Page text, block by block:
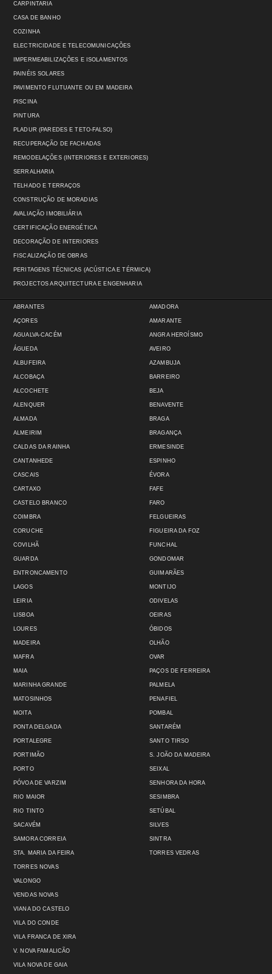
CARPINTARIA
CASA DE BANHO
COZINHA
ELECTRICIDADE E TELECOMUNICAÇÕES
IMPERMEABILIZAÇÕES E ISOLAMENTOS
PAINÉIS SOLARES
PAVIMENTO FLUTUANTE OU EM MADEIRA
PISCINA
PINTURA
PLADUR (PAREDES E TETO-FALSO)
RECUPERAÇÃO DE FACHADAS
REMODELAÇÕES (INTERIORES E EXTERIORES)
SERRALHARIA
TELHADO E TERRAÇOS
CONSTRUÇÃO DE MORADIAS
AVALIAÇÃO IMOBILIÁRIA
CERTIFICAÇÃO ENERGÉTICA
DECORAÇÃO DE INTERIORES
FISCALIZAÇÃO DE OBRAS
PERITAGENS TÉCNICAS (ACÚSTICA E TÉRMICA)
PROJECTOS ARQUITECTURA E ENGENHARIA
ABRANTES
AÇORES
AGUALVA-CACÉM
ÁGUEDA
ALBUFEIRA
ALCOBAÇA
ALCOCHETE
ALENQUER
ALMADA
ALMEIRIM
AMADORA
AMARANTE
ANGRA HEROÍSMO
AVEIRO
AZAMBUJA
BARREIRO
BEJA
BENAVENTE
BRAGA
BRAGANÇA
CALDAS DA RAINHA
CANTANHEDE
CASCAIS
CARTAXO
CASTELO BRANCO
COIMBRA
CORUCHE
COVILHÃ
GUARDA
ENTRONCAMENTO
ERMESINDE
ESPINHO
ÉVORA
FAFE
FARO
FELGUEIRAS
FIGUEIRA DA FOZ
FUNCHAL
GONDOMAR
GUIMARÃES
LAGOS
LEIRIA
LISBOA
LOURES
MADEIRA
MAFRA
MAIA
MARINHA GRANDE
MATOSINHOS
MOITA
MONTIJO
ODIVELAS
OEIRAS
ÓBIDOS
OLHÃO
OVAR
PAÇOS DE FERREIRA
PALMELA
PENAFIEL
POMBAL
PONTA DELGADA
PORTALEGRE
PORTIMÃO
PORTO
PÓVOA DE VARZIM
RIO MAIOR
RIO TINTO
SACAVÉM
SAMORA CORREIA
STA. MARIA DA FEIRA
SANTARÉM
SANTO TIRSO
S. JOÃO DA MADEIRA
SEIXAL
SENHORA DA HORA
SESIMBRA
SETÚBAL
SILVES
SINTRA
TORRES VEDRAS
TORRES NOVAS
VALONGO
VENDAS NOVAS
VIANA DO CASTELO
VILA DO CONDE
VILA FRANCA DE XIRA
V. NOVA FAMALICÃO
VILA NOVA DE GAIA